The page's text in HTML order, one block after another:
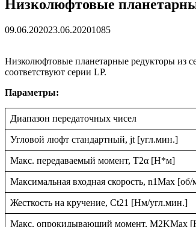
Низколюфтовые
09.06.202023.06.20201085
Низколюфтовые планетарные редукторы из
соответствуют серии LP.
Параметры:
Диапазон передаточных чисел
Угловой люфт стандартный, jt [угл.мин.]
Макс. передаваемый момент, T2α [Н*м]
Максимальная входная скорость, n1Max
Жесткость на кручение, Ct21 [Нм/угл.мин.]
Макс. опрокидывающий момент, M2KMax